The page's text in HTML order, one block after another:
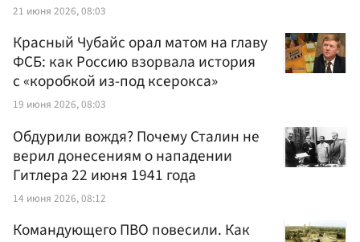
21 июня 2026, 08:03
Красный Чубайс орал матом на главу
ФСБ: как Россию взорвала история
с «коробкой из-под ксерокса»
19 июня 2026, 08:03
Обдурили вождя? Почему Сталин не
верил донесениям о нападении
Гитлера 22 июня 1941 года
14 июня 2026, 08:12
Командующего ПВО повесили. Как